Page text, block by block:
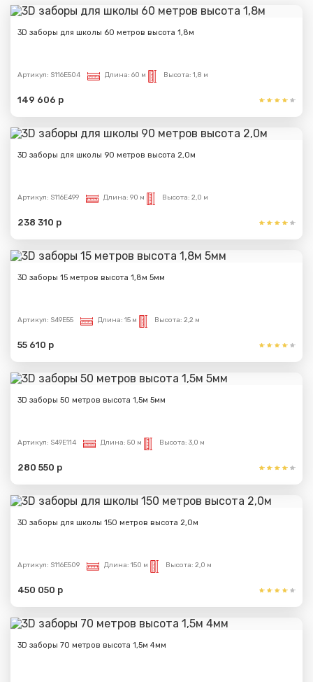
3D заборы для школы 60 метров высота 1,8м
Артикул: S116E504 Длина: 60 м Высота: 1,8 м
149 606 р
3D заборы для школы 90 метров высота 2,0м
Артикул: S116E499 Длина: 90 м Высота: 2,0 м
238 310 р
3D заборы 15 метров высота 1,8м 5мм
Артикул: S49E55 Длина: 15 м Высота: 2,2 м
55 610 р
3D заборы 50 метров высота 1,5м 5мм
Артикул: S49E114 Длина: 50 м Высота: 3,0 м
280 550 р
3D заборы для школы 150 метров высота 2,0м
Артикул: S116E509 Длина: 150 м Высота: 2,0 м
450 050 р
3D заборы 70 метров высота 1,5м 4мм